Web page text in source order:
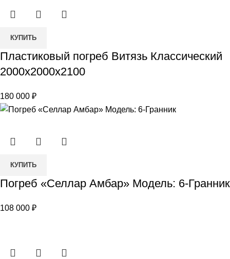
Количество
Пластиковый
погреб
Классический
2000х2000х2100
КУПИТЬ
Пластиковый погреб Витязь Классический
2000х2000х2100
180 000 ₽
Количество
Погреб
Амбар»
Гранник
КУПИТЬ
Погреб «Селлар Амбар» Модель: 6-Гранник
108 000 ₽